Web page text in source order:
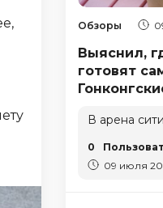
Обзоры
Выяснил,
готовят
В арена
0
09 июля